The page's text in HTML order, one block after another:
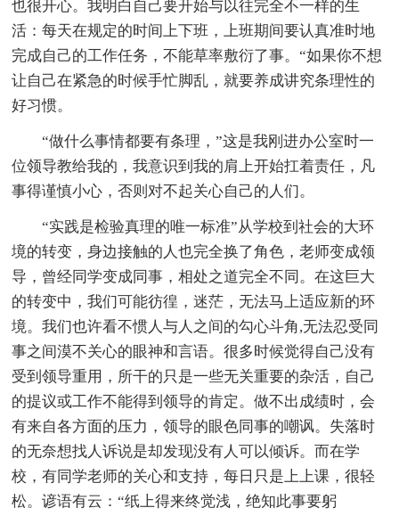
也很开心。我明白自己要开始与以往完全不一样的生
活：每天在规定的时间上下班，上班期间要认真准时地
完成自己的工作任务，不能草率敷衍了事。“如果你不想
让自己在紧急的时候手忙脚乱，就要养成讲究条理性的
好习惯。
“做什么事情都要有条理，”这是我刚进办公室时一
位领导教给我的，我意识到我的肩上开始扛着责任，凡
事得谨慎小心，否则对不起关心自己的人们。
“实践是检验真理的唯一标准”从学校到社会的大环
境的转变，身边接触的人也完全换了角色，老师变成领
导，曾经同学变成同事，相处之道完全不同。在这巨大
的转变中，我们可能彷徨，迷茫，无法马上适应新的环
境。我们也许看不惯人与人之间的勾心斗角,无法忍受同
事之间漠不关心的眼神和言语。很多时候觉得自己没有
受到领导重用，所干的只是一些无关重要的杂活，自己
的提议或工作不能得到领导的肯定。做不出成绩时，会
有来自各方面的压力，领导的眼色同事的嘲讽。失落时
的无奈想找人诉说是却发现没有人可以倾诉。而在学
校，有同学老师的关心和支持，每日只是上上课，很轻
松。谚语有云：“纸上得来终觉浅，绝知此事要躬